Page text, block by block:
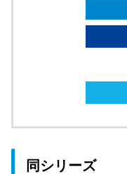
同シリーズ